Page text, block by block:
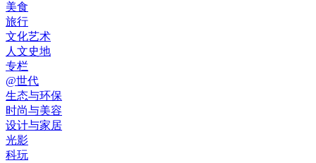
美食
旅行
文化艺术
人文史地
专栏
@世代
生态与环保
时尚与美容
设计与家居
光影
科玩